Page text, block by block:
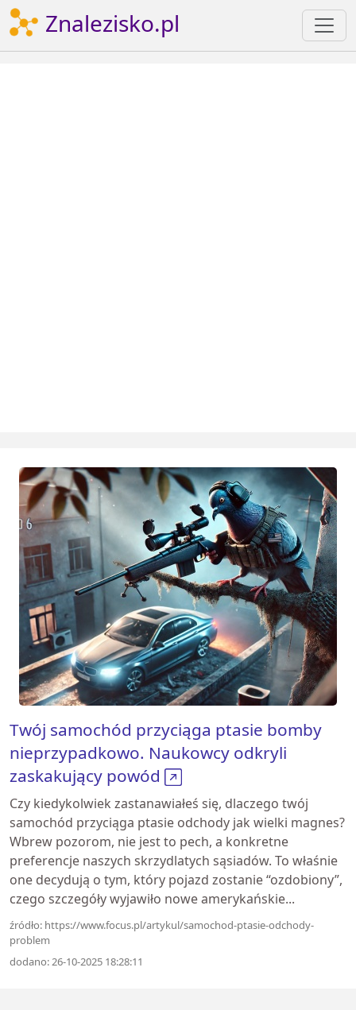
Znalezisko.pl
Twój samochód przyciąga ptasie bomby
nieprzypadkowo. Naukowcy odkryli
zaskakujący powód
Czy kiedykolwiek zastanawiałeś się, dlaczego twój
samochód przyciąga ptasie odchody jak wielki magnes?
Wbrew pozorom, nie jest to pech, a konkretne
preferencje naszych skrzydlatych sąsiadów. To właśnie
one decydują o tym, który pojazd zostanie “ozdobiony”,
czego szczegóły wyjawiło nowe amerykańskie...
źródło: https://www.focus.pl/artykul/samochod-ptasie-odchody-
problem
dodano: 26-10-2025 18:28:11